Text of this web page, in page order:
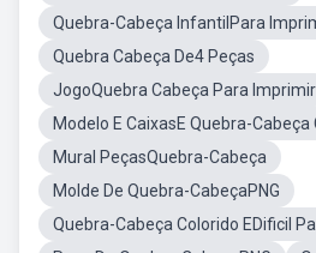
Quebra-Cabeça InfantilPara
Quebra Cabeça De4 Peças
JogoQuebra Cabeça Para Imprimir
Modelo E CaixasE Quebra-Cabeça
Mural PeçasQuebra-Cabeça
Molde De Quebra-CabeçaPNG
Quebra-Cabeça Colorido EDificil